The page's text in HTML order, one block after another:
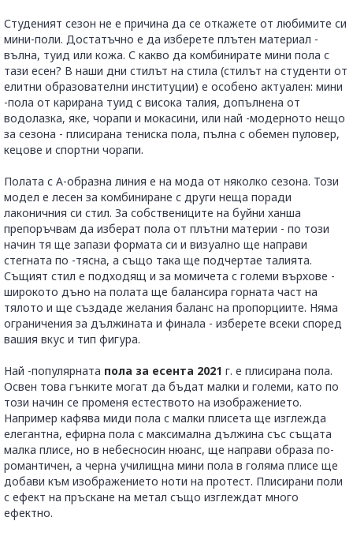
Студеният сезон не е причина да се откажете от любимите си
мини-поли. Достатъчно е да изберете плътен материал -
вълна, туид или кожа. С какво да комбинирате мини пола с
тази есен? В наши дни стилът на стила (стилът на студенти от
елитни образователни институции) е особено актуален: мини
-пола от карирана туид с висока талия, допълнена от
водолазка, яке, чорапи и мокасини, или най -модерното нещо
за сезона - плисирана тениска пола, пълна с обемен пуловер,
кецове и спортни чорапи.
Полата с А-образна линия е на мода от няколко сезона. Този
модел е лесен за комбиниране с други неща поради
лаконичния си стил. За собствениците на буйни ханша
препоръчвам да изберат пола от плътни материи - по този
начин тя ще запази формата си и визуално ще направи
стегната по -тясна, а също така ще подчертае талията.
Същият стил е подходящ и за момичета с големи върхове -
широкото дъно на полата ще балансира горната част на
тялото и ще създаде желания баланс на пропорциите. Няма
ограничения за дължината и финала - изберете всеки според
вашия вкус и тип фигура.
Най -популярната пола за есента 2021 г. е плисирана пола.
Освен това гънките могат да бъдат малки и големи, като по
този начин се променя естеството на изображението.
Например кафява миди пола с малки плисета ще изглежда
елегантна, ефирна пола с максимална дължина със същата
малка плисе, но в небесносин нюанс, ще направи образа по-
романтичен, а черна училищна мини пола в голяма плисе ще
добави към изображението ноти на протест. Плисирани поли
с ефект на пръскане на метал също изглеждат много
ефектно.